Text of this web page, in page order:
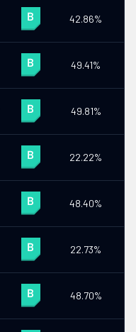
42.86%
49.41%
49.81%
22.22%
48.40%
22.73%
48.70%